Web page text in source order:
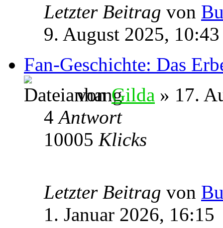
Letzter Beitrag von
9. August 2025, 10:43
Fan-Geschichte: Das
vonGilda » 17.
4Antwort
10005 Klicks
Letzter Beitrag von
1. Januar 2026, 16:15